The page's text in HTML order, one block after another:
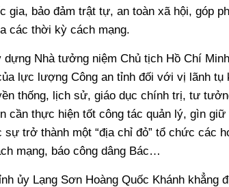
gia, bảo đảm trật tự, an toàn xã hội, góp
các thời kỳ cách mạng.
dựng Nhà tưởng niệm Chủ tịch Hồ Chí
lực lượng Công an tỉnh đối với vị lãnh
thống, lịch sử, giáo dục chính trị, tư
cần thực hiện tốt công tác quản lý, gìn
sự trở thành một “địa chỉ đỏ” tổ chức các
mạng, báo công dâng Bác…
ủy Lạng Sơn Hoàng Quốc Khánh khẳng